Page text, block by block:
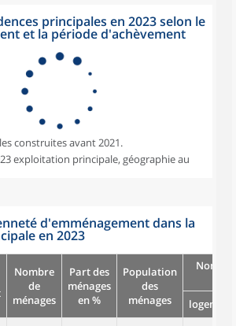
principales en 2023 selon le
et la période d'achèvement
construites avant 2021.
exploitation principale, géographie au
d'emménagement dans la
en 2023
Nombre
de
ménages
Part des
ménages
en %
Population
des
ménages
logement